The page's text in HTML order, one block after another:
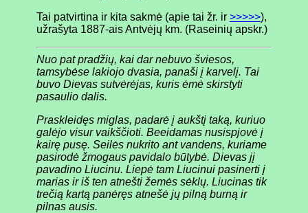
Tai patvirtina ir kita sakmė (apie tai žr. ir >>>>>),
užrašyta 1887-ais Antvėjų km. (Raseinių apskr.)
Nuo pat pradžių, kai dar nebuvo šviesos,
tamsybėse lakiojo dvasia, panaši į karvelį. Tai
buvo Dievas sutvėrėjas, kuris ėmė skirstyti
pasaulio dalis.
Praskleidęs miglas, padarė į aukštį taką, kuriuo
galėjo visur vaikščioti. Beeidamas nusispjovė į
kairę pusę. Seilės nukrito ant vandens, kuriame
pasirodė žmogaus pavidalo būtybė. Dievas jį
pavadino Liucinu. Liepė tam Liucinui pasinerti į
marias ir iš ten atnešti žemės sėklų. Liucinas tik
trečią kartą panėręs atnešė jų pilną burną ir
pilnas ausis.